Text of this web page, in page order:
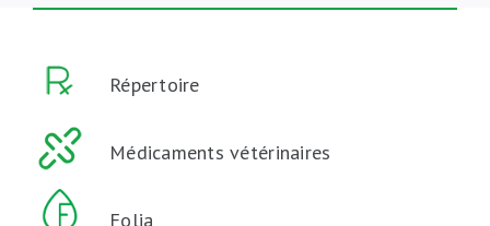
Répertoire
Médicaments vétérinaires
Folia